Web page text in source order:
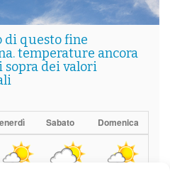
di questo fine
temperature ancora
sopra dei valori
Sabato Domenica